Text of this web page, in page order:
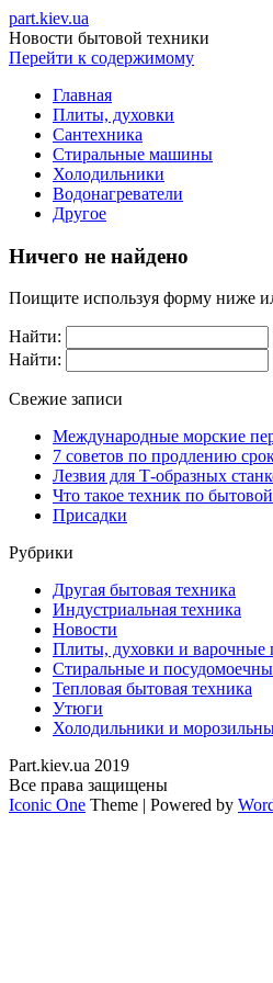
part.kiev.ua
Новости бытовой техники
Перейти к содержимому
Главная
Плиты, духовки
Сантехника
Стиральные машины
Холодильники
Водонагреватели
Другое
Ничего не найдено
Поищите используя форму ниже
Найти:
Найти:
Свежие записи
Международные морские
7 советов по продлению
Лезвия для Т-образных
Что такое техник по
Присадки
Рубрики
Другая бытовая техника
Индустриальная техника
Новости
Плиты, духовки и варочные
Стиральные и
Тепловая бытовая техника
Утюги
Холодильники и
Part.kiev.ua 2019
Все права защищены
Iconic One Theme | Powered by